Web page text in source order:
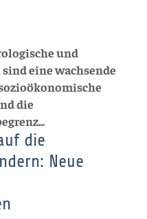
und
eine wachsende
die
die
Neue